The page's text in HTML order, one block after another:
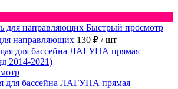
Быстрый просмотр
направляющих 130 ₽ / шт
для бассейна ЛАГУНА прямая